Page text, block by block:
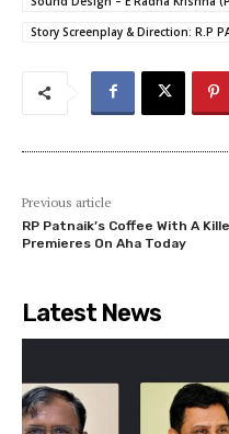
Story Screenplay & Direction: R.P
Previous article
RP Patnaik’s Coffee With A
Premieres On Aha Today
Latest News